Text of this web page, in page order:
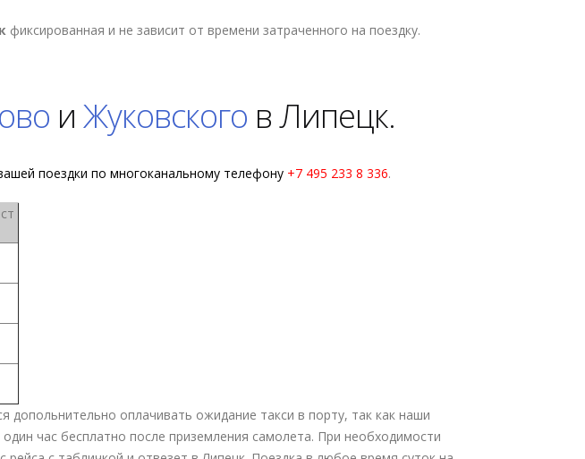
фиксированная и не зависит от времени затраченного на поездку.
и Жуковского в Липецк.
поездки по многоканальному телефону +7 495 233 8 336.
оплачивать ожидание такси в порту, так как наши
час бесплатно после приземления самолета. При необходимости